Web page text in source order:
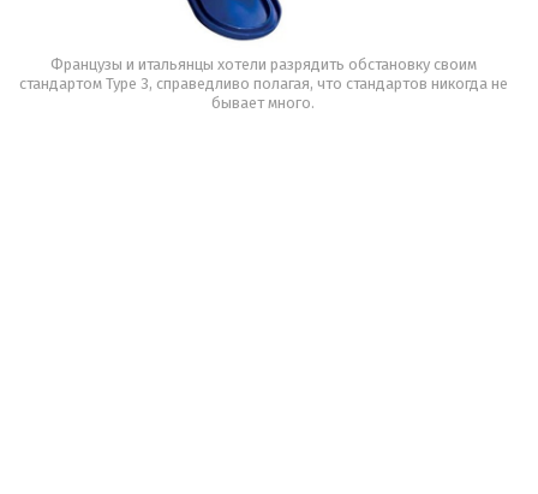
Французы и итальянцы хотели разрядить обстановку своим
стандартом Type 3, справедливо полагая, что стандартов никогда не
бывает много.